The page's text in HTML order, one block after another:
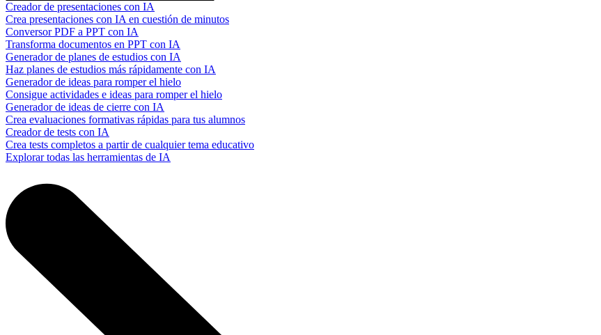
Creador de presentaciones con IA
Crea presentaciones con IA en cuestión de minutos
Conversor PDF a PPT con IA
Transforma documentos en PPT con IA
Generador de planes de estudios con IA
Haz planes de estudios más rápidamente con IA
Generador de ideas para romper el hielo
Consigue actividades e ideas para romper el hielo
Generador de ideas de cierre con IA
Crea evaluaciones formativas rápidas para tus alumnos
Creador de tests con IA
Crea tests completos a partir de cualquier tema educativo
Explorar todas las herramientas de IA